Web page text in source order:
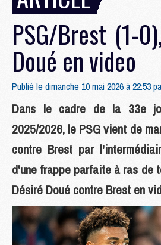
PSG/Brest (1-
Doué en video
Publié le dimanche 10 mai 2026 à 22:53
Dans le cadre de la 33e
2025/2026, le PSG vient de
contre Brest par
d'une frappe parfaite à ras de
Désiré Doué contre Brest en